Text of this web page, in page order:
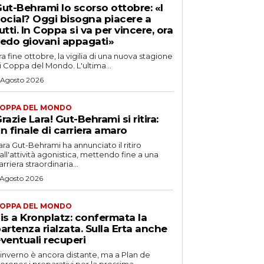
Behrami lo scorso ottobre: «I
Oggi bisogna piacere a
In Coppa si va per vincere, ora
giovani appagati»
fine ottobre, la vigilia di una nuova stagione
Coppa del Mondo. L'ultima...
2026
DEL MONDO
Lara! Gut-Behrami si ritira:
finale di carriera amaro
Gut-Behrami ha annunciato il ritiro
agonistica, mettendo fine a una
straordinaria...
2026
DEL MONDO
a Kronplatz: confermata la
rialzata. Sulla Erta anche
recuperi
è ancora distante, ma a Plan de